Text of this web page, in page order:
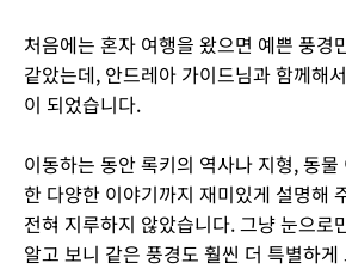
처음에는 혼자 여행을 왔으면 예쁜 풍경
같았는데, 안드레아 가이드님과 함께해
이 되었습니다.
이동하는 동안 록키의 역사나 지형, 동
한 다양한 이야기까지 재미있게 설명해
전혀 지루하지 않았습니다. 그냥 눈으로
알고 보니 같은 풍경도 훨씬 더 특별하